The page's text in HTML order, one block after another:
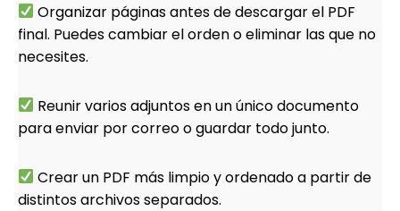
Organizar páginas antes de descargar el PDF
final. Puedes cambiar el orden o eliminar las que no
necesites.
Reunir varios adjuntos en un único documento
para enviar por correo o guardar todo junto.
Crear un PDF más limpio y ordenado a partir de
distintos archivos separados.